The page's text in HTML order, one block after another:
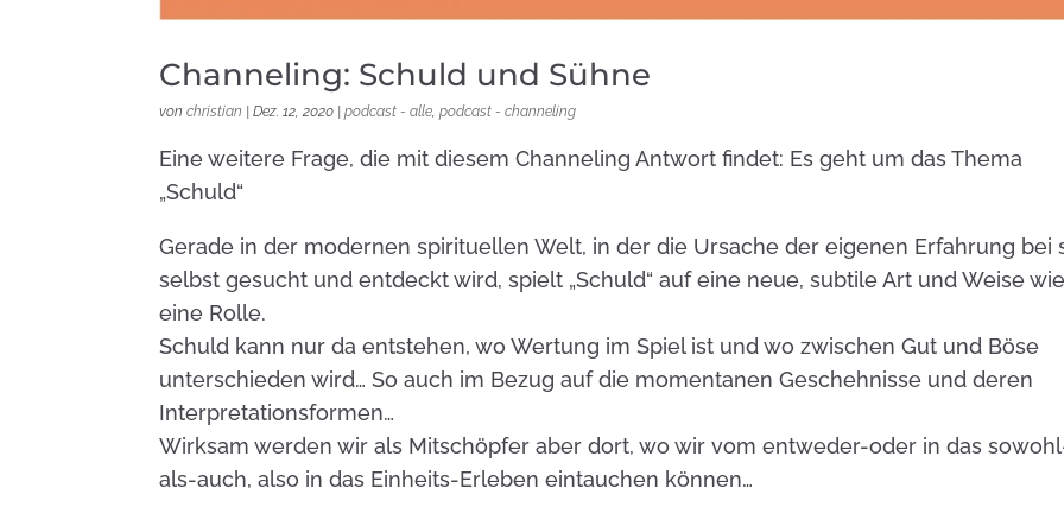
Channeling: Schuld und Sühne
vonchristian |Dez. 12, 2020 |podcast - alle ,podcast - channeling
Eine weitere Frage, die mit diesem Channeling Antwort findet: Es geht um das Thema
„Schuld“
Gerade in der modernen spirituellen Welt, in der die Ursache der eigenen Erfahrung bei
selbst gesucht und entdeckt wird, spielt „Schuld“ auf eine neue, subtile Art und Weise
eine Rolle.
Schuld kann nur da entstehen, wo Wertung im Spiel ist und wo zwischen Gut und Böse
unterschieden wird… So auch im Bezug auf die momentanen Geschehnisse und deren
Interpretationsformen…
Wirksam werden wir als Mitschöpfer aber dort, wo wir vom entweder-oder in das
als-auch, also in das Einheits-Erleben eintauchen können…